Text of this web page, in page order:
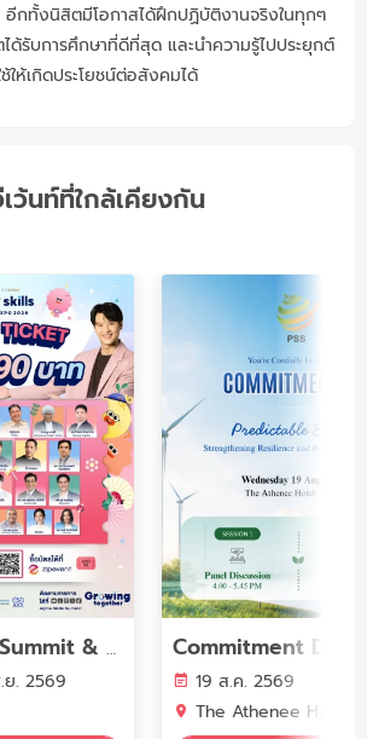
กทั้งนิสิตมีโอกาสได้ฝึกปฏิบัติงานจริงในทุกๆ
ด้รับการศึกษาที่ดีที่สุด และนำความรู้ไปประยุกต์
ช้ให้เกิดประโยชน์ต่อสังคมได้
ว้นท์ที่ใกล้เคียงกัน
Alpha Skills Summit & Expo 2026
. 2569
Commitment Day
19 ส.ค. 2569
The Athenee Hotel, a Luxury Collection